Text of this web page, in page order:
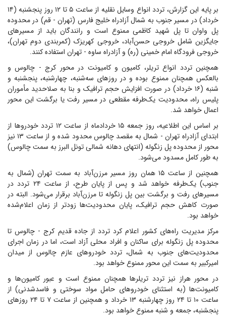
بر پایه این گزارش، تردد انواع وسایل نقلیه از ساعت ۵ تا ۱۲ روز پنجشنبه (۱۴
خرداد) در مسیر جنوب به شمال آزادراه خلیج فارس (تهران - قم) در محدوده
پل واوان تا پل شهید کاظمی ممنوع است و رانندگان باید از مسیرهای
جایگزین شامل خروجی حسن‌آباد، خروجی کهریزک (کمربندی دوم تهران)،
خروجی فرودگاه امام خمینی (ره) و آزادراه ساوه - تهران استفاده کنند.
همچنین تردد انواع تریلر، کامیون و کامیونت در محور کرج - چالوس و
بالعکس همچنان ممنوع بوده و در روزهای سه‌شنبه، چهارشنبه، پنجشنبه و
شنبه (۱۶ خرداد) در صورت افزایش حجم ترافیک و بنا به صلاحدید مأموران
پلیس راه، محدودیت یک‌طرفه مقطعی در مسیر رفت یا برگشت این محور
اعمال خواهد شد.
بر اساس این اطلاعیه، روز جمعه ۱۵ خردادماه از ساعت ۱۲ تردد خودروها از
ابتدای آزادراه تهران - شمال به مقصد چالوس محدود شده و از ساعت ۱۳ نیز
محور از محدوده پل زنگوله (انتهای دهانه شمالی تونل البرز به سمت چالوس)
به طور کامل مسدود می‌شود.
همچنین از ساعت ۱۵ همان روز مسیر مرزن‌آباد به سمت تهران (شمال به
جنوب) یک‌طرفه خواهد شد و پس از پایان طرح، از ساعت ۲۴ تردد در
مسیرهای رفت و برگشت بین پل زنگوله تا مرزن‌آباد برقرار می‌شود. البته در
صورت کاهش حجم ترافیک، پایان محدودیت‌ها زودتر از زمان اعلام‌شده
خواهد بود.
مرکز مدیریت راه‌های کشور اعلام کرد تردد از جاده قدیم کرج - چالوس تا
محدوده پل زنگوله برای ساکنان و افراد محلی آزاد است، اما در زمان اجرای
محدودیت‌های جنوب به شمال، تردد خودروهای عازم چالوس از میدان
امیرکبیر به سمت این محور ممنوع خواهد بود.
در محور هراز نیز تردد تریلرها همچنان ممنوع است و عبور کامیون‌ها و
کامیونت‌ها (به استثنای خودروهای حامل مواد سوختی و فاسدشدنی) از
ساعت ۱۰ تا ۲۴ روز چهارشنبه ۱۳ خرداد و همچنین از ساعت ۷ تا ۲۴ روزهای
پنجشنبه، جمعه و شنبه ممنوع خواهد بود.